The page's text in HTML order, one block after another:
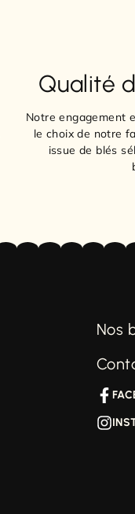
Qualité
Notre engagement
le choix de notre
issue de blés
Nos